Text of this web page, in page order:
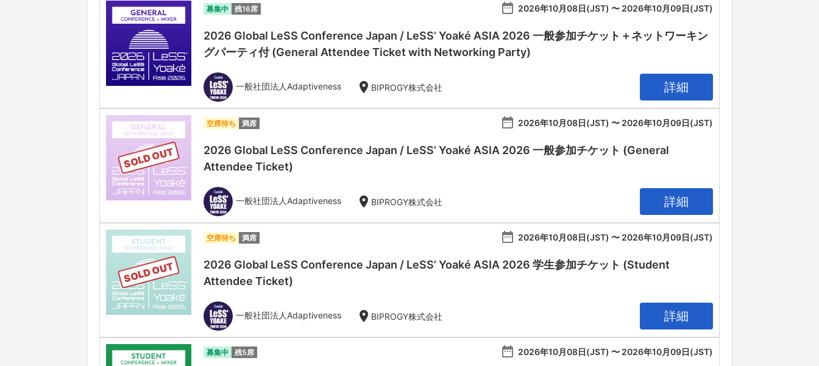
募集中 残16席 date_range 2026年10月08日(JST) 〜 2026年10月09日(JST)
2026 Global LeSS Conference Japan / LeSS’ Yoaké ASIA 2026 一般参加チケット＋ネットワーキン
グパーティ付 (General Attendee Ticket with Networking Party)
一般社団法人Adaptiveness location_on BIPROGY株式会社 詳細
SOLD OUT
空席待ち 満席 date_range 2026年10月08日(JST) 〜 2026年10月09日(JST)
2026 Global LeSS Conference Japan / LeSS’ Yoaké ASIA 2026 一般参加チケット (General
Attendee Ticket)
一般社団法人Adaptiveness location_on BIPROGY株式会社 詳細
SOLD OUT
空席待ち 満席 date_range 2026年10月08日(JST) 〜 2026年10月09日(JST)
2026 Global LeSS Conference Japan / LeSS’ Yoaké ASIA 2026 学生参加チケット (Student
Attendee Ticket)
一般社団法人Adaptiveness location_on BIPROGY株式会社 詳細
募集中 残5席 date_range 2026年10月08日(JST) 〜 2026年10月09日(JST)